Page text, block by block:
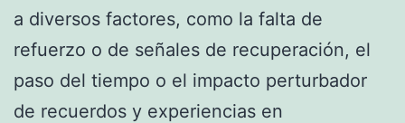
a diversos factores, como la falta de
refuerzo o de señales de recuperación, el
paso del tiempo o el impacto perturbador
de recuerdos y experiencias en